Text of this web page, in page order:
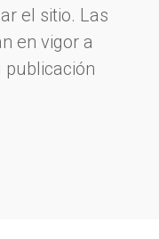
el sitio. Las
en vigor a